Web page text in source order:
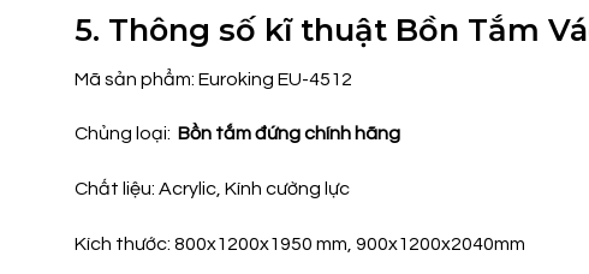
5. Thông số kĩ thuật Bồn Tắm
Mã sản phẩm: Euroking EU-4512
Chủng loại: Bồn tắm đứng chính hãng
Chất liệu: Acrylic, Kính cường lực
Kích thước: 800x1200x1950 mm, 900x1200x2040mm